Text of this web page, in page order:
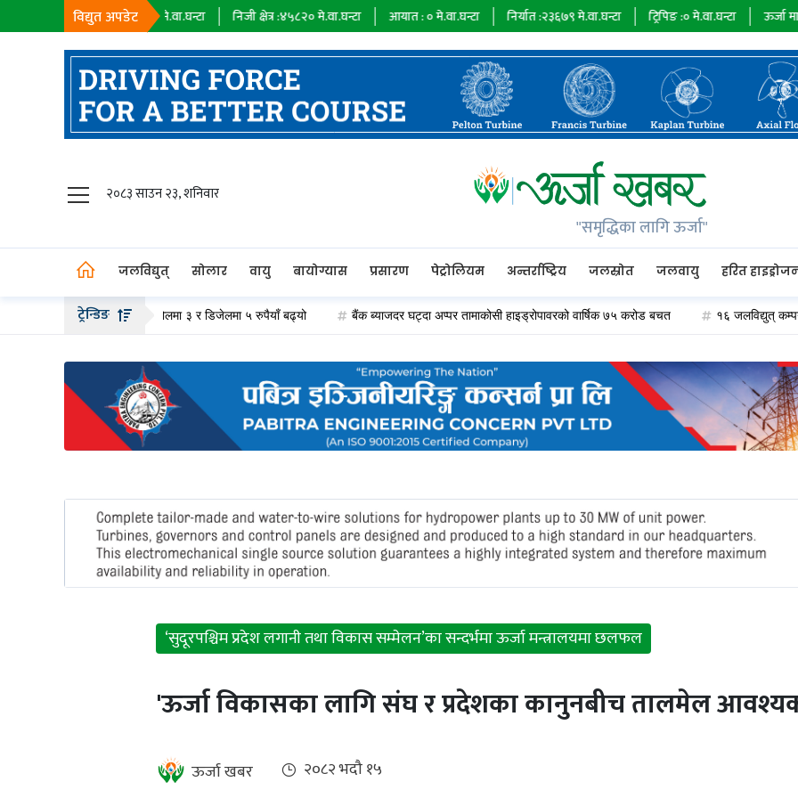
विद्युत अपडेट
१८३९८मे.वा.घन्टा निजी क्षेत्र : ४५८२०मे.वा.घन्टा आयात :० मे.वा.घन्टा निर्यात :२३६७९ मे.वा.घन्टा ट्रिपिङ :०मे.वा.घन्टा ऊर्जा माग : ७३४८५
२०८३ साउन २३, शनिवार
"समृद्धिका लागि ऊर्जा"
जलविद्युत् सोलार वायु बायोग्यास प्रसारण पेट्रोलियम अन्तर्राष्ट्रिय जलस्रोत जलवायु हरित
वायु
बायोग्यास
पेट्रोलियम
अन्तर्राष्ट्रिय
जलवायु
ट्रेन्डिङ
पदार्थको मूल्य वृद्धि, पेट्रोलमा ३ र डिजेलमा ५ रुपैयाँ बढ्यो बैंक ब्याजदर घट्दा अप्पर तामाकोसी हाइड्रोपावरको वार्षिक ७५ करोड बचत १६ जलविद्युत् कम्पनीले २०
‘सुदूरपश्चिम प्रदेश लगानी तथा विकास सम्मेलन’का सन्दर्भमा ऊर्जा मन्त्रालयमा छलफल
'ऊर्जा विकासका लागि संघ र प्रदेशका कानुनबीच तालमेल
ऊर्जा खबर २०८२ भदौ १५